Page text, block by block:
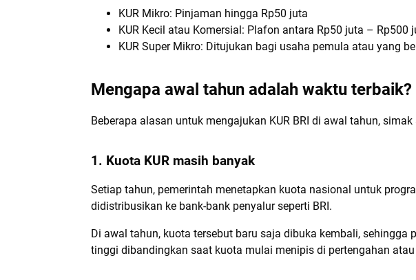
KUR Mikro: Pinjaman hingga Rp50 juta
KUR Kecil atau Komersial: Plafon antara Rp50 juta – Rp500
KUR Super Mikro: Ditujukan bagi usaha pemula atau yang
Mengapa awal tahun adalah waktu terbaik?
Beberapa alasan untuk mengajukan KUR BRI di awal tahun,
1. Kuota KUR masih banyak
Setiap tahun, pemerintah menetapkan kuota nasional untuk
didistribusikan ke bank-bank penyalur seperti BRI.
Di awal tahun, kuota tersebut baru saja dibuka kembali, sehingga
tinggi dibandingkan saat kuota mulai menipis di pertengahan